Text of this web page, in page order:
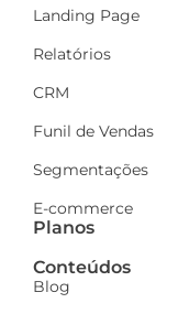
Landing Page
Relatórios
CRM
Funil de Vendas
Segmentações
E-commerce
Planos
Conteúdos
Blog